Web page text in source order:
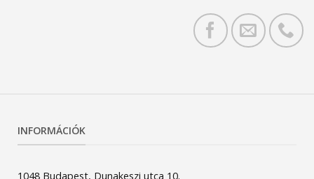
INFORMÁCIÓK
1048 Budapest, Dunakeszi utca 10.